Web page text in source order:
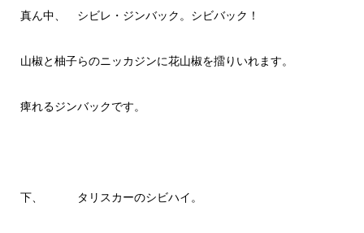
真ん中、 シビレ・ジンバック。シビバック！
山椒と柚子らのニッカジンに花山椒を擂りいれます。
痺れるジンバックです。
下、 タリスカーのシビハイ。